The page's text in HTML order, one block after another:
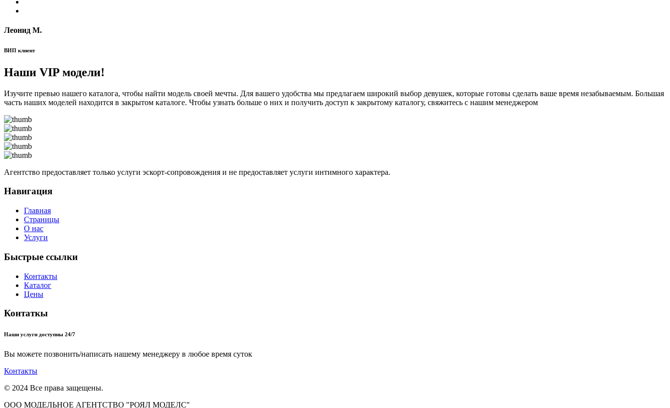
Леонид М.
ВИП клиент
Наши VIP модели!
Изучите превью нашего каталога, чтобы найти модель своей мечты. Для вашего удобства мы предлагаем широкий выбор девушек, которые готовы сделать ваше время незабываемым. Большая
часть наших моделей находится в закрытом каталоге. Чтобы узнать больше о них и получить доступ к закрытому каталогу, свяжитесь с нашим менеджером
Агентство предоставляет только услуги эскорт-сопровождения и не предоставляет услуги интимного характера.
Навигация
Главная
Страницы
О нас
Услуги
Быстрые ссылки
Контакты
Каталог
Цены
Контаткы
Наши услуги доступны 24/7
Вы можете позвонить/написать нашему менеджеру в любое время суток
Контакты
© 2024 Все права защещены.
ООО МОДЕЛЬНОЕ АГЕНТСТВО "РОЯЛ МОДЕЛС"